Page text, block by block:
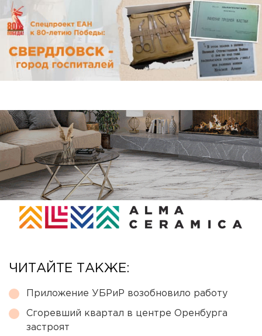
ЧИТАЙТЕ ТАКЖЕ:
Приложение УБРиР возобновило работу
Сгоревший квартал в центре Оренбурга
застроят